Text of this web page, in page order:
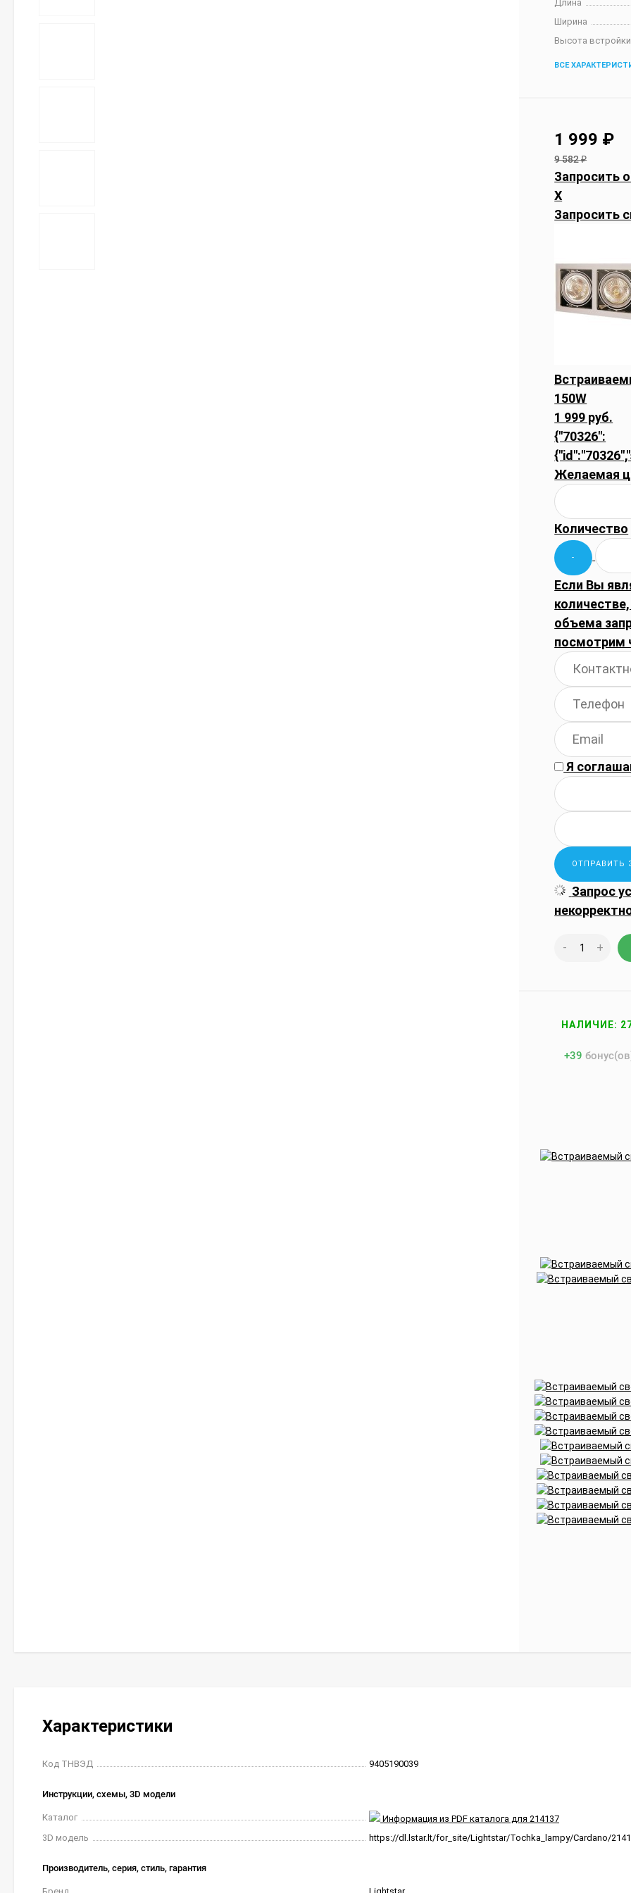
Длина
Ширина
Высота встройки
ВСЕ
1 999 ₽
9 582₽
Запросить
X
Запросить
150W
1 999 руб.
{"70326":
Желаемая
Количество
Если Вы
объема
посмотрим
Я
Запрос
- +
НАЛИЧИЕ:
+39
Характеристики
Код ТНВЭД 9405190039
Инструкции, схемы, 3D модели
Каталог
Информация из PDF каталога для 214137
3D модель
https://dl.lstar.lt/for_site/Lightstar/Tochka_lampy/Cardano/
Производитель, серия, стиль, гарантия